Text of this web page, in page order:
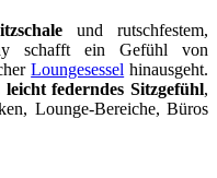
und rutschfestem,
schafft ein Gefühl von
Loungesessel hinausgeht.
leicht federndes Sitzgefühl,
Lounge-Bereiche, Büros